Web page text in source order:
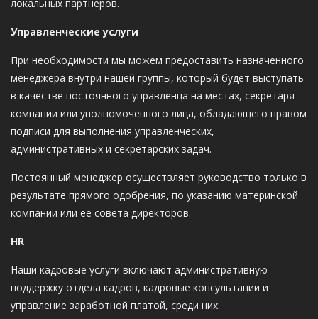
локальных партнеров.
Управленческие услуги
При необходимости мы можем предоставить назначенного
менеджера внутри нашей группы, который будет выступать
в качестве постоянного управленца на местах, секретаря
компании или уполномоченного лица, обладающего правом
подписи для выполнения управленческих,
административных и секретарских задач.
Постоянный менеджер осуществляет руководство только в
результате прямого одобрения, по указанию материнской
компании или ее совета директоров.
HR
Наши кадровые услуги включают административную
поддержку отдела кадров, кадровые консультации и
управление заработной платой, среди них: